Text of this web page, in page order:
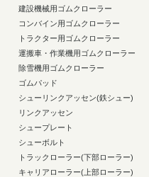
建設機械用ゴムクローラー
コンバイン用ゴムクローラー
トラクター用ゴムクローラー
運搬車・作業機用ゴムクローラー
除雪機用ゴムクローラー
ゴムパッド
シューリンクアッセン(鉄シュー)
リンクアッセン
シュープレート
シューボルト
トラックローラー(下部ローラー)
キャリアローラー(上部ローラー)